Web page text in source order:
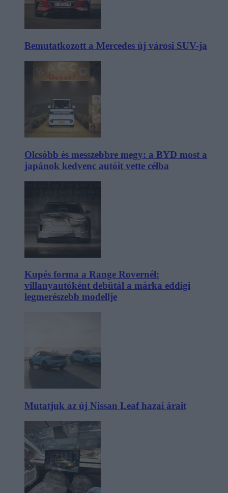
Bemutatkozott a Mercedes új városi SUV-ja
Olcsóbb és messzebbre megy: a BYD most a
japánok kedvenc autóit vette célba
Kupés forma a Range Rovernél:
villanyautóként debütál a márka eddigi
legmerészebb modellje
Mutatjuk az új Nissan Leaf hazai árait